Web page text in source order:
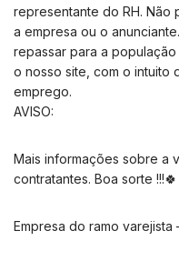
representante do RH. Não
a empresa ou o
repassar para a
o nosso site, com o intuito
emprego.
AVISO:
Mais informações sobre a
contratantes. Boa sorte !!!🍀
Empresa do ramo varejista